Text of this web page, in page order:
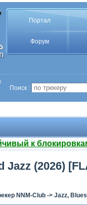
Портал
Форум
Поиск :
к
Jazz (2026)
NNM-Club -> Jazz,